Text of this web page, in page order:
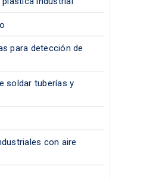
para detección de
soldar tuberías y
con aire